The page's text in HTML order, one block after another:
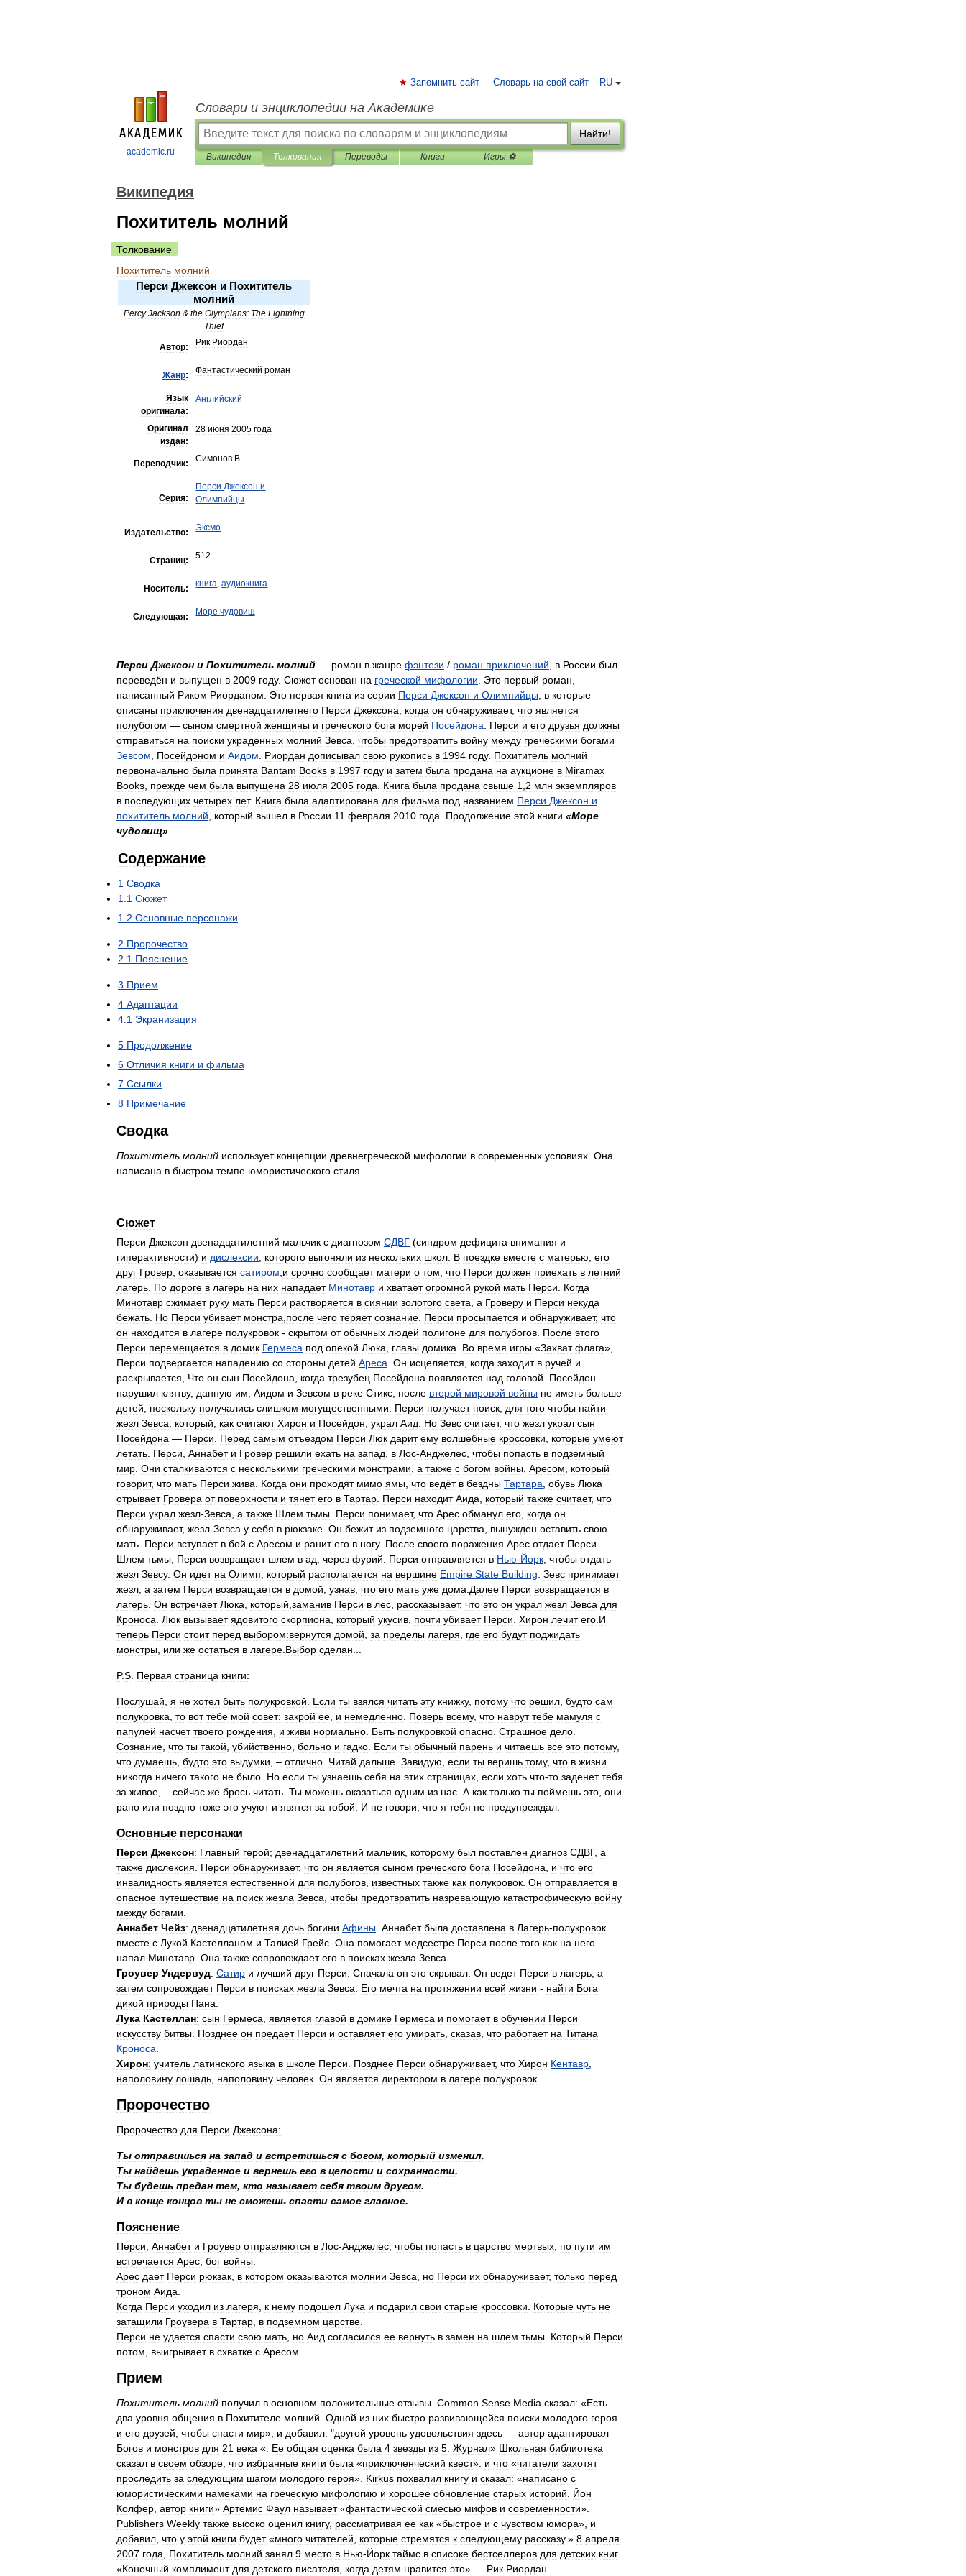
academic.ru
RU
Запомнить сайт Словарь на свой сайт
Словари и энциклопедии на Академике
Найти!
Википедия Толкования Переводы Книги Игры ⚽
Википедия
Похититель молний
Толкование
Похититель молний
Перси Джексон и Похититель
молний
Percy Jackson & the Olympians: The Lightning
Thief
Автор: Рик Риордан
Жанр: Фантастический роман
Язык
оригинала:
Английский
Оригинал
издан:
28 июня 2005 года
Переводчик: Симонов В.
Серия:
Перси Джексон и
Олимпийцы
Издательство: Эксмо
Страниц: 512
Носитель: книга,аудиокнига
Следующая: Море чудовищ
Перси Джексон и Похититель молний — роман в жанре фэнтези / роман приключений в России был
переведён и выпущен в 2009 году. Сюжет основан на греческой мифологии Это первый роман
написанный Риком Риорданом Это первая книга из серии Перси Джексон и Олимпийцы в которые
описаны приключения двенадцатилетнего Перси Джексона когда он обнаруживает, что является
полубогом — сыном смертной женщины и греческого бога морей Посейдона Перси и его друзья должны
отправиться на поиски украденных молний Зевса чтобы предотвратить войну между греческими богами
Зевсом
Посейдоном и Аидом Риордан дописывал свою рукопись в 1994 году. Похититель молний
первоначально была принята Bantam Books в 1997 году и затем была продана на аукционе в Miramax
Books прежде чем была выпущена 28 июля 2005 года Книга была продана свыше 1 2 млн экземпляров
в последующих четырех лет. Книга была адаптирована для фильма под названием Перси Джексон и
похититель молний который вышел в России 11 февраля 2010 года Продолжение этой книги «Море
чудовищ»
Содержание
1 Сводка
1 1 Сюжет
1 2 Основные персонажи
2 Пророчество
2 1 Пояснение
3 Прием
4 Адаптации
4 1 Экранизация
5 Продолжение
6 Отличия книги и фильма
7 Ссылки
8 Примечание
Сводка
Похититель молний использует концепции древнегреческой мифологии в современных условиях Она
написана в быстром темпе юмористического стиля
Сюжет
Перси Джексон двенадцатилетний мальчик с диагнозом СДВГ (синдром дефицита внимания и
гиперактивности) и дислексии которого выгоняли из нескольких школ В поездке вместе с матерью его
друг Гровер оказывается сатиром и срочно сообщает матери о том что Перси должен приехать в летний
лагерь По дороге в лагерь на них нападает Минотавр и хватает огромной рукой мать Перси
Когда
Минотавр сжимает руку мать Перси растворяется в сиянии золотого света а Гроверу и Перси некуда
бежать Но Перси убивает монстра после чего теряет сознание Перси просыпается и обнаруживает, что
он находится в лагере полукровок - скрытом от обычных людей полигоне для полубогов После этого
Перси перемещается в домик Гермеса под опекой Люка главы домика Во время игры «Захват флага»,
Перси подвергается нападению со стороны детей Ареса Он исцеляется когда заходит в ручей и
раскрывается
Что он сын Посейдона когда трезубец Посейдона появляется над головой
Посейдон
нарушил клятву, данную им Аидом и Зевсом в реке Стикс после второй мировой войны не иметь больше
детей
поскольку получались слишком могущественными Перси получает поиск для того чтобы найти
жезл Зевса который как считают Хирон и Посейдон украл Аид Но Зевс считает, что жезл украл сын
Посейдона — Перси Перед самым отъездом Перси Люк дарит ему волшебные кроссовки которые умеют
летать Перси Аннабет и Гровер решили ехать на запад в Лос-Анджелес чтобы попасть в подземный
мир Они сталкиваются с несколькими греческими монстрами а также с богом войны Аресом
который
говорит, что мать Перси жива Когда они проходят мимо ямы что ведёт в бездны Тартара обувь Люка
отрывает Гровера от поверхности и тянет его в Тартар Перси находит Аида который также считает, что
Перси украл жезл-Зевса а также Шлем тьмы Перси понимает, что Арес обманул его когда он
обнаруживает, жезл-Зевса у себя в рюкзаке Он бежит из подземного царства вынужден оставить свою
мать Перси вступает в бой с Аресом и ранит его в ногу. После своего поражения Арес отдает Перси
Шлем тьмы Перси возвращает шлем в ад через фурий Перси отправляется в Нью-Йорк чтобы отдать
жезл Зевсу. Он идет на Олимп который располагается на вершине Empire State Building Зевс принимает
жезл а затем Перси возвращается в домой узнав что его мать уже дома Далее Перси возвращается в
лагерь Он встречает Люка который заманив Перси в лес рассказывает, что это он украл жезл Зевса для
Кроноса Люк вызывает ядовитого скорпиона который укусив почти убивает Перси Хирон лечит его И
теперь Перси стоит перед выбором:вернутся домой за пределы лагеря где его будут поджидать
монстры или же остаться в лагере Выбор сделан
P.S Первая страница книги:
Послушай я не хотел быть полукровкой Если ты взялся читать эту книжку, потому что решил будто сам
полукровка то вот тебе мой совет: закрой ее и немедленно Поверь всему, что наврут тебе мамуля с
папулей насчет твоего рождения и живи нормально Быть полукровкой опасно Страшное дело
Сознание что ты такой убийственно больно и гадко Если ты обычный парень и читаешь все это потому,
что думаешь будто это выдумки , – отлично Читай дальше Завидую если ты веришь тому, что в жизни
никогда ничего такого не было Но если ты узнаешь себя на этих страницах если хоть что-то заденет тебя
за живое , – сейчас же брось читать Ты можешь оказаться одним из нас А как только ты поймешь это они
рано или поздно тоже это учуют и явятся за тобой И не говори что я тебя не предупреждал
Основные персонажи
Перси Джексон: Главный герой; двенадцатилетний мальчик которому был поставлен диагноз СДВГ, а
также дислексия Перси обнаруживает, что он является сыном греческого бога Посейдона и что его
инвалидность является естественной для полубогов известных также как полукровок Он отправляется в
опасное путешествие на поиск жезла Зевса чтобы предотвратить назревающую катастрофическую войну
между богами
Аннабет Чейз: двенадцатилетняя дочь богини Афины Аннабет была доставлена в Лагерь-полукровок
вместе с Лукой Кастелланом и Талией Грейс Она помогает медсестре Перси после того как на него
напал Минотавр Она также сопровождает его в поисках жезла Зевса
Гроувер Ундервуд: Сатир и лучший друг Перси Сначала он это скрывал Он ведет Перси в лагерь а
затем сопровождает Перси в поисках жезла Зевса Его мечта на протяжении всей жизни - найти Бога
дикой природы Пана
Лука Кастеллан: сын Гермеса является главой в домике Гермеса и помогает в обучении Перси
искусству битвы Позднее он предает Перси и оставляет его умирать сказав что работает на Титана
Кроноса
Хирон: учитель латинского языка в школе Перси Позднее Перси обнаруживает, что Хирон Кентавр
наполовину лошадь наполовину человек Он является директором в лагере полукровок
Пророчество
Пророчество для Перси Джексона:
Ты отправишься на запад и встретишься с богом, который изменил.
Ты найдешь украденное и вернешь его в целости и сохранности.
Ты будешь предан тем, кто называет себя твоим другом.
И в конце концов ты не сможешь спасти самое главное.
Пояснение
Перси Аннабет и Гроувер отправляются в Лос-Анджелес чтобы попасть в царство мертвых по пути им
встречается Арес бог войны
Арес дает Перси рюкзак в котором оказываются молнии Зевса но Перси их обнаруживает, только перед
троном Аида
Когда Перси уходил из лагеря к нему подошел Лука и подарил свои старые кроссовки Которые чуть не
затащили Гроувера в Тартар в подземном царстве
Перси не удается спасти свою мать но Аид согласился ее вернуть в замен на шлем тьмы Который Перси
потом
выигрывает в схватке с Аресом
Прием
Похититель молний получил в основном положительные отзывы Common Sense Media сказал: «Есть
два уровня общения в Похитителе молний Одной из них быстро развивающейся поиски молодого героя
и его друзей чтобы спасти мир», и добавил: "другой уровень удовольствия здесь — автор адаптировал
Богов и монстров для 21 века «. Ее общая оценка была 4 звезды из 5 Журнал» Школьная библиотека
сказал в своем обзоре что избранные книги была «приключенческий квест». и что «читатели захотят
проследить за следующим шагом молодого героя». Kirkus похвалил книгу и сказал: «написано с
юмористическими намеками на греческую мифологию и хорошее обновление старых историй
Йон
Колфер автор книги» Артемис Фаул называет«фантастической смесью мифов и современности».
Publishers Weekly также высоко оценил книгу, рассматривая ее как «быстрое и с чувством юмора», и
добавил что у этой книги будет«много читателей которые стремятся к следующему рассказу.» 8 апреля
2007 года Похититель молний занял 9 место в Нью-Йорк таймс в списоке бестселлеров для детских книг.
«Конечный комплимент для детского писателя когда детям нравится это» — Рик Риордан